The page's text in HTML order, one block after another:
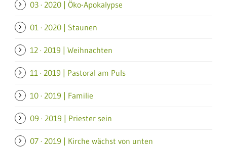
03 · 2020 | Öko-Apokalypse
01 · 2020 | Staunen
12 · 2019 | Weihnachten
11 · 2019 | Pastoral am Puls
10 · 2019 | Familie
09 · 2019 | Priester sein
07 · 2019 | Kirche wächst von unten